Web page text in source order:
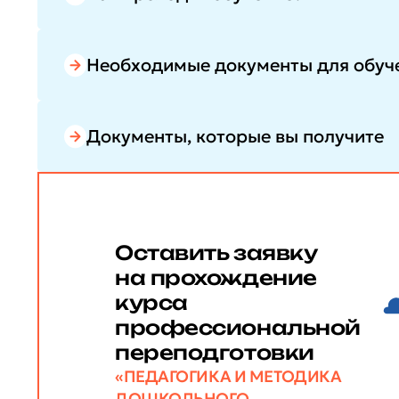
Необходимые документы для
Документы, которые вы получите
Оставить заявку
на прохождение
курса
профессиональной
переподготовки
«ПЕДАГОГИКА И МЕТОДИКА